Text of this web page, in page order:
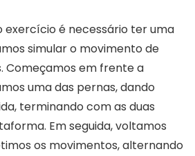
exercício é necessário ter uma
simular o movimento de
Começamos em frente a
uma das pernas, dando
terminando com as duas
Em seguida, voltamos
os movimentos, alternando